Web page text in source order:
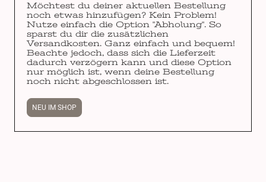
Möchtest du deiner aktuellen Bestellung
noch etwas hinzufügen? Kein Problem!
Nutze einfach die Option "Abholung". So
sparst du dir die zusätzlichen
Versandkosten. Ganz einfach und bequem!
Beachte jedoch, dass sich die Lieferzeit
dadurch verzögern kann und diese Option
nur möglich ist, wenn deine Bestellung
noch nicht abgeschlossen ist.
NEU IM SHOP